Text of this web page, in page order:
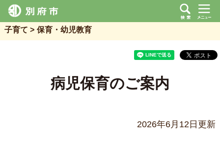
子育て 保育・幼児教育
病児保育のご案内
2026年6月12日更新